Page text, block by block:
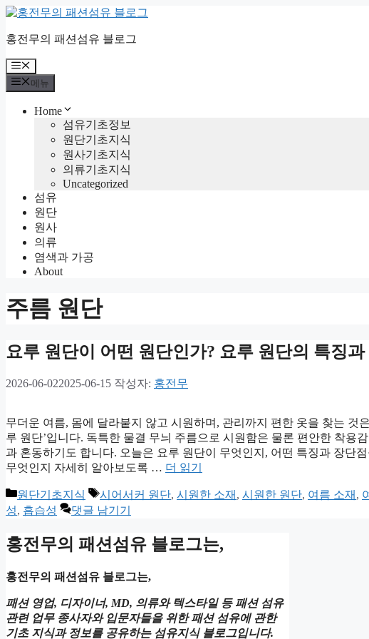
컨
츠
로
건
너
홍전무의 패션섬유 블로그
메
뉴
메뉴
Home
섬유기초정보
원단기초지식
원사기초지식
의류기초지식
Uncategorized
섬유
원단
원사
의류
염색과 가공
About
주름 원단
요루 원단이 어떤 원단인가? 요루 원단의 특징
2026-06-022025-06-15 작성자: 홍전무
무더운 여름, 몸에 달라붙지 않고 시원하며, 관리까지 편한 옷을 찾는 것
루 원단’입니다. 독특한 물결 무늬 주름으로 시원함은 물론 편안한 착용
과 혼동하기도 합니다. 오늘은 요루 원단이 무엇인지, 어떤 특징과 장단
무엇인지 자세히 알아보도록 … 더 읽기
카
테
리
원단기초지식
태
그
시어서커 원단, 시원한 소재 , 시원한 원단, 여름 소재 ,
성, 흡습성 댓글 남기기
홍전무의 패션섬유 블로그는,
홍전무의 패션섬유 블로그는,
패션 영업, 디자이너, MD, 의류와 텍스타일 등 패션 섬유
관련 업무 종사자와 입문자들을 위한 패션 섬유에 관한
기초 지식과 정보를 공유하는 섬유지식 블로그입니다.